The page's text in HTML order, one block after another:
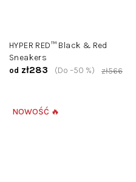
HYPER RED™ Black & Red
Sneakers
od zł283 zł566
(Do –50 %)
NOWOŚĆ 🔥